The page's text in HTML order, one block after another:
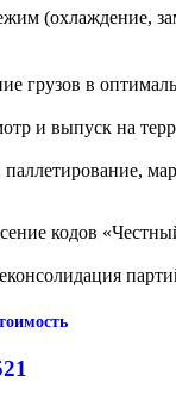
(охлаждение,
грузов в
и выпуск на
паллетирование,
кодов